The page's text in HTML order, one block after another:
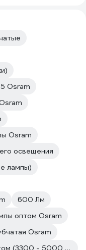
Osram
Osram
освещения
лампы)
600 Лм
оптом Osram
Osram
Лампы с естественным белым светом (3300 - 5000 к) Osram